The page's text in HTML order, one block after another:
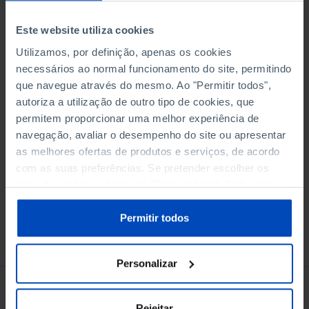
Este website utiliza cookies
Utilizamos, por definição, apenas os cookies
necessários ao normal funcionamento do site, permitindo
que navegue através do mesmo. Ao "Permitir todos",
autoriza a utilização de outro tipo de cookies, que
permitem proporcionar uma melhor experiência de
navegação, avaliar o desempenho do site ou apresentar
as melhores ofertas de produtos e serviços, de acordo
com as suas preferências. Se pretender escolher os
tipos de cookies, clique em "Personalizar". Saiba mais
sobre cookies através da gestão de preferências ou da
Política de Cookies.
Permitir todos
Personalizar
Adicionar ao cesto
eBook
Conheça também